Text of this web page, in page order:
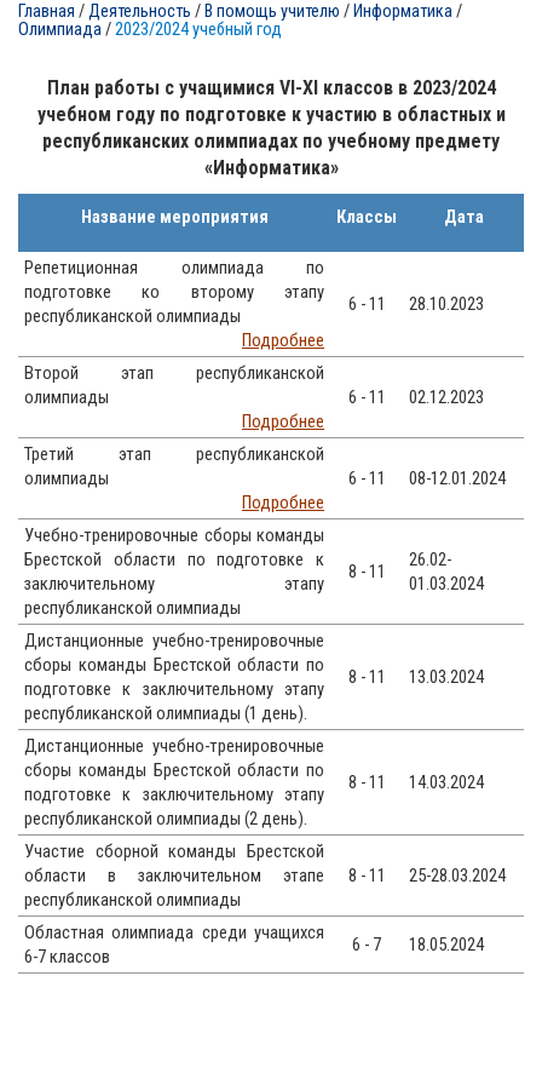
Главная /Деятельность / В помощь учителю / Информатика/
Олимпиада/2023/2024 учебный год
План работы с учащимися VI-XI классов в 2023/2024
учебном году по подготовке к участию в областных и
республиканских олимпиадах по учебному предмету
«Информатика»
Название мероприятия Классы Дата
Репетиционная олимпиада по
подготовке ко второму этапу
республиканской олимпиады
Подробнее
6 - 11 28.10.2023
Второй этап республиканской
олимпиады
Подробнее
6 - 11 02.12.2023
Третий этап республиканской
олимпиады
Подробнее
6 - 11 08-12.01.2024
Учебно-тренировочные сборы команды
Брестской области по подготовке к
заключительному этапу
республиканской олимпиады
8 - 11
26.02-
01.03.2024
Дистанционные учебно-тренировочные
сборы команды Брестской области по
подготовке к заключительному этапу
республиканской олимпиады (1 день).
8 - 11 13.03.2024
Дистанционные учебно-тренировочные
сборы команды Брестской области по
подготовке к заключительному этапу
республиканской олимпиады (2 день).
8 - 11 14.03.2024
Участие сборной команды Брестской
области в заключительном этапе
республиканской олимпиады
8 - 11 25-28.03.2024
Областная олимпиада среди учащихся
6-7 классов
6 - 7 18.05.2024